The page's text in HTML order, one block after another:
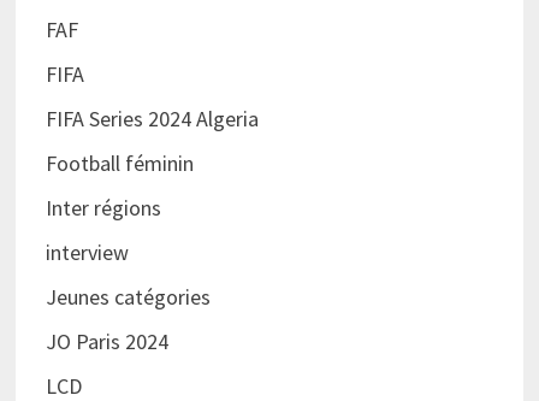
FAF
FIFA
FIFA Series 2024 Algeria
Football féminin
Inter régions
interview
Jeunes catégories
JO Paris 2024
LCD